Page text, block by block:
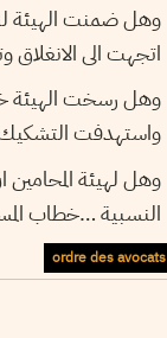
وهل ضمنت الهيئة
اتجهت الى الانغلاق
وهل رسخت الهيئة
واستهدفت
وهل لهيئة
النسبية …خطاب
ordre des avocats